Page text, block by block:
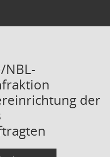
NBL-
der